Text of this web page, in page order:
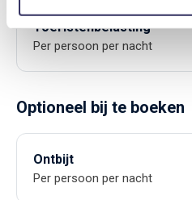
Toeristenbelasting
Per persoon per nacht
Optioneel bij te boeken
Ontbijt
Per persoon per nacht